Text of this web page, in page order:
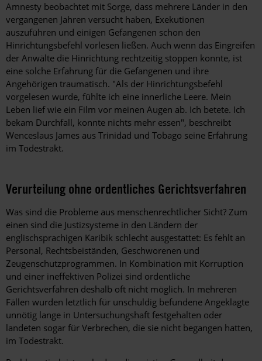
Amnesty beobachtet mit Sorge, dass mehrere Länder in den
vergangenen Jahren versucht haben, Exekutionen
auszuführen und einigen Gefangenen schon den
Hinrichtungsbefehl vorlesen ließen. Auch wenn das Eingreifen
der Anwälte die Hinrichtung rechtzeitig stoppen konnte, ist
eine solche Erfahrung für die Gefangenen und ihre
Angehörigen traumatisch. "Als der Hinrichtungsbefehl
vorgelesen wurde, fühlte ich eine innerliche Leere. Mein
Leben lief wie ein Film vor meinen Augen ab. Ich betete. Ich
bekam Durchfall, konnte nichts mehr essen", beschreibt
Wenceslaus James aus Trinidad und Tobago seine Erfahrung
im Todestrakt.
Verurteilung ohne ordentliches Gerichtsverfahren
Was sind die Probleme aus menschenrechtlicher Sicht? Zum
einen sind die Justizsysteme in den Ländern der
englischsprachigen Karibik schlecht ausgestattet: Es fehlt an
Personal, Rechtsbeiständen, Geschworenen und
Zeugenschutzprogrammen. In Kombination mit Korruption
und einer ineffektiven Polizei sind ordentliche
Gerichtsverfahren deshalb oft nicht möglich. In mehreren
Fällen wurden letztlich für unschuldig befundene Angeklagte
unnötig lange in Untersuchungshaft festgehalten oder
landeten sogar für Verbrechen, die sie nicht begangen hatten,
im Todestrakt.